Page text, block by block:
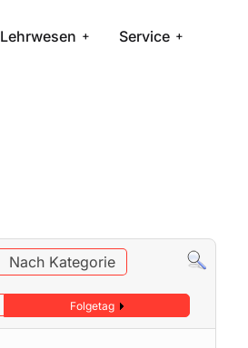
Lehrwesen Service
Nach Kategorie
Folgetag